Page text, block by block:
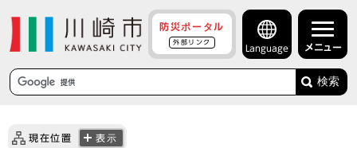
防災ポータル
外部リンク
Language メニュー
検索
現在位置 表示